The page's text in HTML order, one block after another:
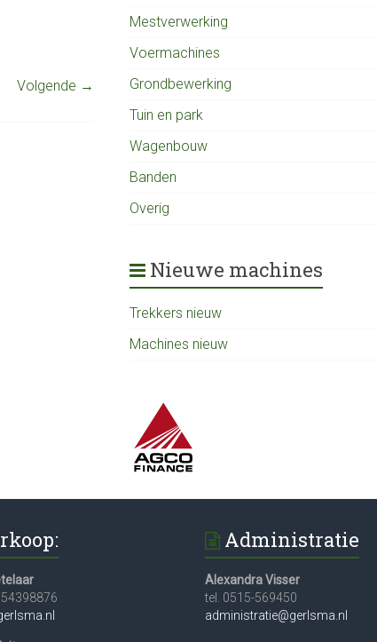
Volgende →
Mestverwerking
Voermachines
Grondbewerking
Tuin en park
Wagenbouw
Banden
Overig
Nieuwe machines
Trekkers nieuw
Machines nieuw
Administratie
Alexandra Visser
tel. 0515-569450
administratie@gerlsma.nl